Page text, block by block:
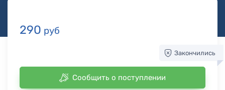
290 руб
Закончились
Сообщить о поступлении